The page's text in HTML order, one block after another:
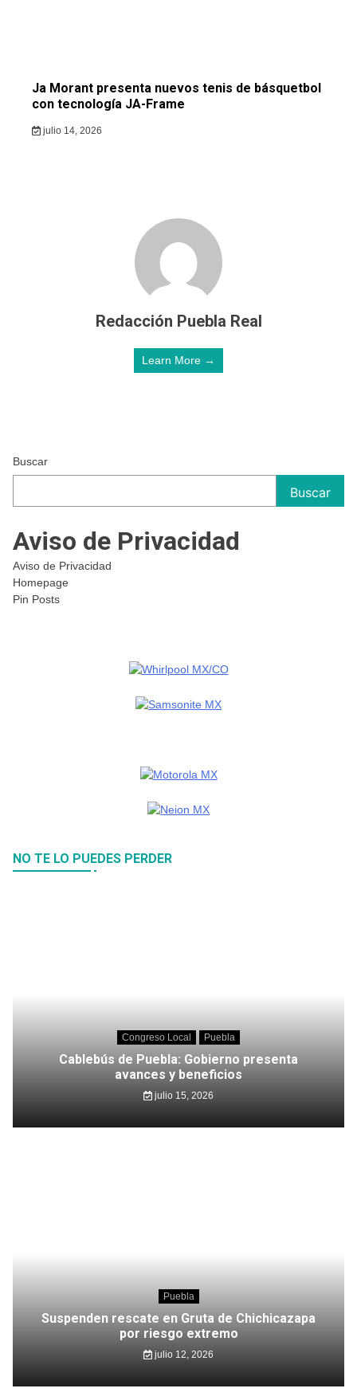
Ja Morant presenta nuevos tenis de básquetbol
con tecnología JA-Frame
julio 14, 2026
Redacción Puebla Real
Learn More →
Buscar
Buscar
Aviso de Privacidad
Aviso de Privacidad
Homepage
Pin Posts
NO TE LO PUEDES PERDER
Congreso Local Puebla
Cablebús de Puebla: Gobierno presenta
avances y beneficios
julio 15, 2026
Puebla
Suspenden rescate en Gruta de Chichicazapa
por riesgo extremo
julio 12, 2026